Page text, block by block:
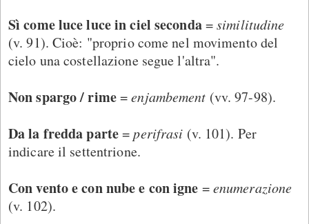
Sì come luce luce in ciel seconda=similitudine
(v. 91). Cioè: "proprio come nel movimento del
cielo una costellazione segue l'altra".
Non spargo / rime=enjambement (vv. 97-98).
Da la fredda parte=perifrasi (v. 101). Per
indicare il settentrione.
Con vento e con nube e con igne =enumerazione
(v. 102).